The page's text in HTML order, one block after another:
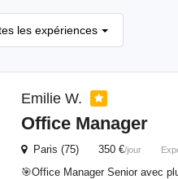
les expériences
Emilie W.
Office Manager
Paris (75) 350 €/jour
🎯Office Manager Senior avec